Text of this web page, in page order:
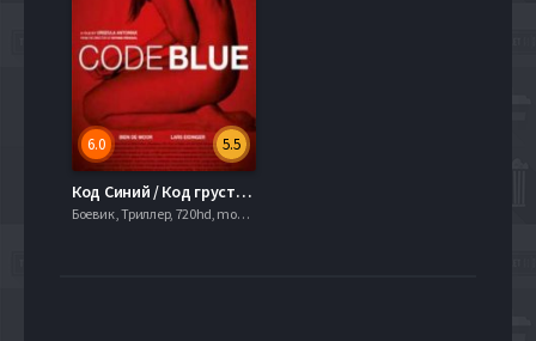
5.5
6.0
Код Синий / Код грусти (2011)
Боевик , Триллер, 720hd, mobilen,